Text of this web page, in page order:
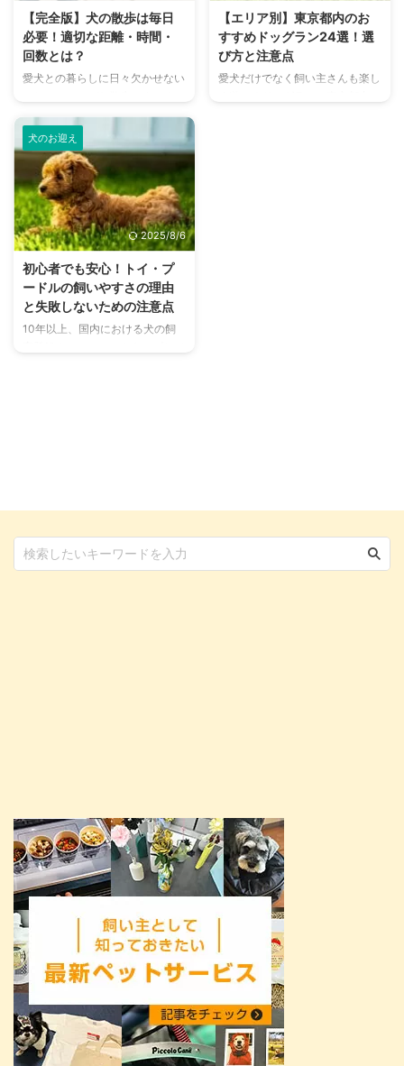
ている愛犬の割合は30.3％でし
た。 マイクロチップを装着しな
い場合、生後91日以上の愛犬には
鑑札と注射済票を首輪などに装着
することが狂犬病予防法により定
では、首輪は愛犬にとっ ...
ドによって使いやすさはもちろ
ん、愛犬の個性に適したものでな
い、というケースもあり得ます。
これからリードを購入する人や買
い替えを検討している人は、ぜひ
【完全版】犬の散歩は毎日
必要！適切な距離・時間・
回数とは？
愛犬との暮らしに日々欠かせない
かし、これからお迎えを考えてい
る方やお世話をし始めたばかりの
ビギナーの方は、不明点や疑問点
も多くあるでしょう。 愛犬との
お散歩を安全かつ充実したものに
するためにも、お散歩に関する基
礎知識は重要なこと。 愛犬のサ
イズや年齢によって、必要なお散
ます。 お散歩の重要性やメリッ
ト、適切な時間や距離について詳
しくまとめたので参考にしてくだ
さい。 この記事の結論 愛犬との
【エリア別】東京都内のお
すすめドッグラン24選！選
び方と注意点
愛犬だけでなく飼い主さんも楽し
犬のお迎え
2025/8/6
初心者でも安心！トイ・プ
ードルの飼いやすさの理由
と失敗しないための注意点
10年以上、国内における犬の飼
気のトイ・プードルの特徴や性
解説していきます。「これからお
迎えしてみたい」と考えている方